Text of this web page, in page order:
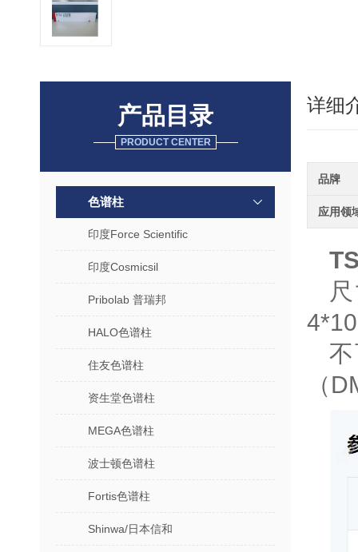
产品目录
PRODUCT CENTER
色谱柱
印度Force Scientific
印度Cosmicsil
Pribolab 普瑞邦
HALO色谱柱
住友色谱柱
资生堂色谱柱
MEGA色谱柱
波士顿色谱柱
Fortis色谱柱
Shinwa/日本信和
详细
品牌
应用领
（